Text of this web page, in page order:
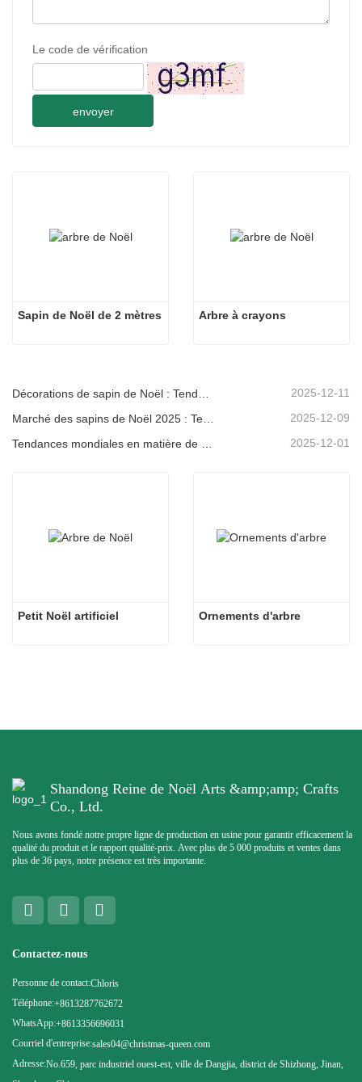
Le code de vérification
envoyer
Sapin de Noël de 2 mètres Arbre à crayons
2025-12-11
2025-12-09
Tendances mondiales en matière de décoration de Noël et pourquoi Christmas Queen reste leader du marché 2025-12-01
Petit Noël artificiel Ornements d'arbre
Shandong Reine de Noël Arts &amp;amp; Crafts
Co., Ltd.
Nous avons fondé notre propre ligne de production en usine pour garantir efficacement la
qualité du produit et le rapport qualité-prix. Avec plus de 5 000 produits et ventes dans
plus de 36 pays, notre présence est très importante.
Contactez-nous
Personne de contact:Chloris
Téléphone:+8613287762672
WhatsApp:+8613356696031
Courriel d'entreprise:sales04@christmas-queen.com
Adresse:No.659, parc industriel ouest-est, ville de Dangjia, district de Shizhong, Jinan,